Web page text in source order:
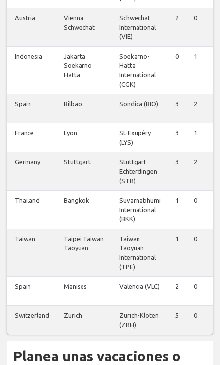
Austria
Vienna
Schwechat
Schwechat
International
(VIE)
2 0
Indonesia
Jakarta
Soekarno
Hatta
Soekarno-
Hatta
International
(CGK)
0 1
Spain Bilbao Sondica (BIO) 3 2
France Lyon
St-Exupéry
(LYS)
3 1
Germany Stuttgart
Stuttgart
Echterdingen
(STR)
3 2
Thailand Bangkok
Suvarnabhumi
International
(BKK)
1 0
Taiwan
Taipei Taiwan
Taoyuan
Taiwan
Taoyuan
International
(TPE)
1 0
Spain Manises Valencia (VLC) 2 0
Switzerland Zurich
Zürich-Kloten
(ZRH)
5 0
Planea unas vacaciones o